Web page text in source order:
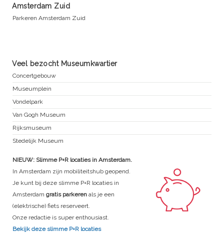
Amsterdam Zuid
Parkeren Amsterdam Zuid
Veel bezocht Museumkwartier
Concertgebouw
Museumplein
Vondelpark
Van Gogh Museum
Rijksmuseum
Stedelijk Museum
NIEUW: Slimme P+R locaties in Amsterdam.
In Amsterdam zijn mobiliteitshub geopend.
Je kunt bij deze slimme P+R locaties in
Amsterdam gratis parkeren als je een
(elektrische) fiets reserveert.
Onze redactie is super enthousiast.
Bekijk deze slimme P+R locaties